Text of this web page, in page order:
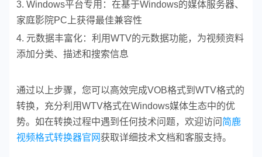
3. Windows平台专用：在基于Windows的媒体服务器、
家庭影院PC上获得最佳兼容性
4. 元数据丰富化：利用WTV的元数据功能，为视频资料
添加分类、描述和搜索信息
通过以上步骤，您可以高效完成VOB格式到WTV格式的
转换，充分利用WTV格式在Windows媒体生态中的优
势。如在转换过程中遇到任何技术问题，欢迎访问 简鹿
视频格式转换器官网获取详细技术文档和客服支持。